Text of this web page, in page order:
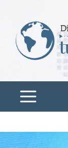
contenido
Menú